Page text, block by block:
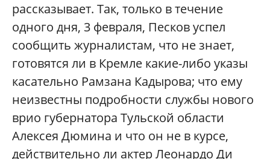
рассказывает. Так, только в течение
одного дня, 3 февраля, Песков успел
сообщить журналистам, что не знает,
готовятся ли в Кремле какие-либо указы
касательно Рамзана Кадырова; что ему
неизвестны подробности службы нового
врио губернатора Тульской области
Алексея Дюмина и что он не в курсе,
действительно ли актер Леонардо Ди